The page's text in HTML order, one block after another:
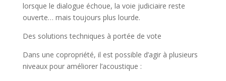
lorsque le dialogue échoue, la voie judiciaire reste
ouverte… mais toujours plus lourde.
Des solutions techniques à portée de vote
Dans une copropriété, il est possible d’agir à plusieurs
niveaux pour améliorer l’acoustique :